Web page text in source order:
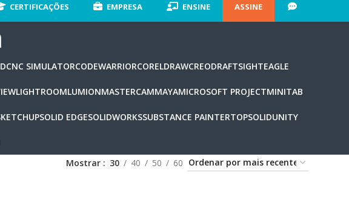
CERTIFICAÇÕES EMPRESA ENSINE ASSINE
CNC SIMULATORCODEWARRIORCORELDRAWCREODRAFTSIGHTEAGLE
LIGHTROOMLUMIONMASTERCAMMAYAMICROSOFT PROJECTMINITAB
SOLID EDGESOLIDWORKSSUBSTANCE PAINTERTOPSOLIDUNITY
Mostrar 30 40 50 60